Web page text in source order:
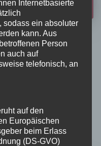
Zeit und darüber hinaus Gut
Frauen, die interessante
Klemm
Internetbasierte
sodass ein absoluter
kann. Aus
Person
auch auf
telefonisch, an
auf den
Europäischen
beim Erlass
(DS-GVO)